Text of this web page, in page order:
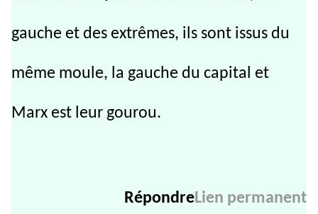
gauche et des extrêmes, ils sont issus du
même moule, la gauche du capital et
Marx est leur gourou.
RépondreLien permanent